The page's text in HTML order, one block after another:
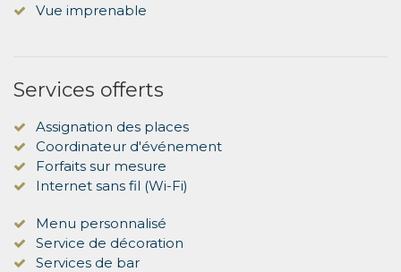
Vue imprenable
Services offerts
Assignation des places
Coordinateur d'événement
Forfaits sur mesure
Internet sans fil (Wi-Fi)
Menu personnalisé
Service de décoration
Services de bar